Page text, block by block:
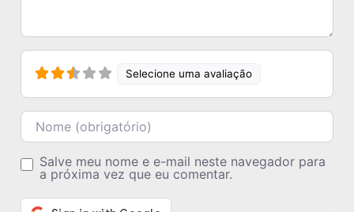
Selecione uma avaliação
Nome
Salve meu nome e e-mail neste navegador para
a próxima vez que eu comentar.